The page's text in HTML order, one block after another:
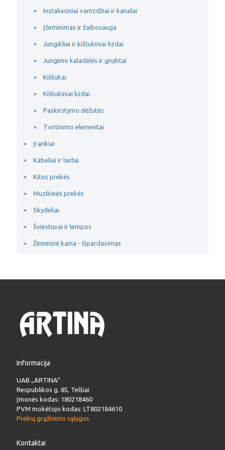
Instaliaciniai vamzdžiai ir kanalai
Įžeminimas ir žaibosauga
Jungikliai ir kištukiniai lizdai
Jungimo kaladėlės ir gnybtai
Kištukai
Kištukiniai lizdai
Paskirstymo dėžutės
Tvirtinimo elementai
Įrankiai
Kabeliai ir laidai
Kitos prekės
Muzikinės prekės
Skydeliai
Šviestuvai ir lempos
Žemesnė kaina - Išpardavimas
Informacija
UAB „ARTINA“
Respublikos g. 85, Telšiai
Įmonės kodas: 180218460
PVM mokėtojo kodas: LT802184610
Prekių grąžinimo sąlygos
Kontaktai